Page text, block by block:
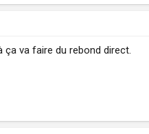
ça va faire du rebond direct.